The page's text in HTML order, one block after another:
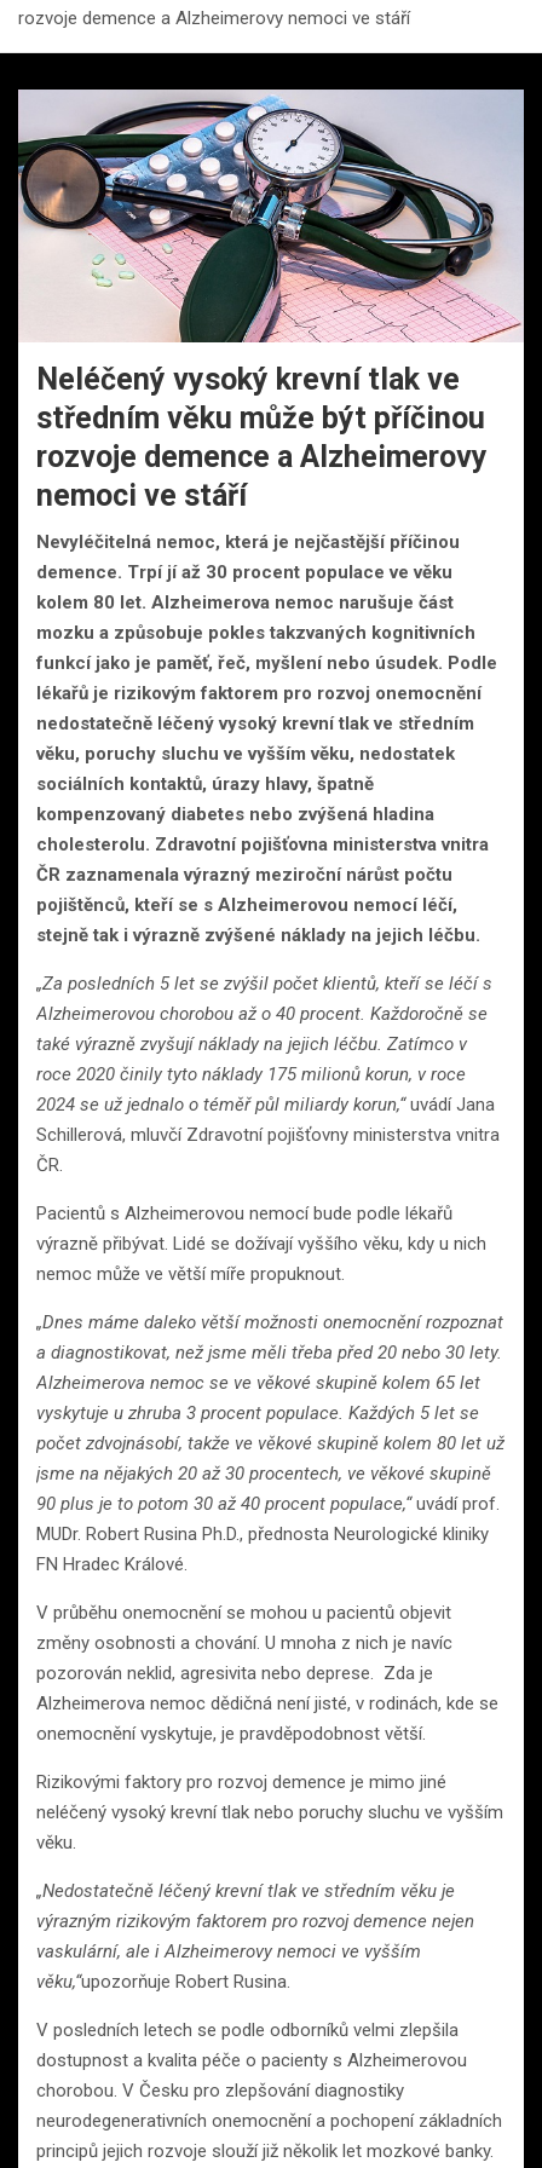
rozvoje demence a Alzheimerovy nemoci ve stáří
Neléčený vysoký krevní tlak ve
středním věku může být příčinou
rozvoje demence a Alzheimerovy
nemoci ve stáří
Nevyléčitelná nemoc, která je nejčastější příčinou
demence. Trpí jí až 30 procent populace ve věku
kolem 80 let. Alzheimerova nemoc narušuje část
mozku a způsobuje pokles takzvaných kognitivních
funkcí jako je paměť, řeč, myšlení nebo úsudek. Podle
lékařů je rizikovým faktorem pro rozvoj onemocnění
nedostatečně léčený vysoký krevní tlak ve středním
věku, poruchy sluchu ve vyšším věku, nedostatek
sociálních kontaktů, úrazy hlavy, špatně
kompenzovaný diabetes nebo zvýšená hladina
cholesterolu. Zdravotní pojišťovna ministerstva vnitra
ČR zaznamenala výrazný meziroční nárůst počtu
pojištěnců, kteří se s Alzheimerovou nemocí léčí,
stejně tak i výrazně zvýšené náklady na jejich léčbu.
„Za posledních 5 let se zvýšil počet klientů, kteří se léčí s
Alzheimerovou chorobou až o 40 procent. Každoročně se
také výrazně zvyšují náklady na jejich léčbu. Zatímco v
roce 2020 činily tyto náklady 175 milionů korun, v roce
2024 se už jednalo o téměř půl miliardy korun,“uvádí Jana
Schillerová, mluvčí Zdravotní pojišťovny ministerstva vnitra
ČR.
Pacientů s Alzheimerovou nemocí bude podle lékařů
výrazně přibývat. Lidé se dožívají vyššího věku, kdy u nich
nemoc může ve větší míře propuknout.
„Dnes máme daleko větší možnosti onemocnění rozpoznat
a diagnostikovat, než jsme měli třeba před 20 nebo 30 lety.
Alzheimerova nemoc se ve věkové skupině kolem 65 let
vyskytuje u zhruba 3 procent populace. Každých 5 let se
počet zdvojnásobí, takže ve věkové skupině kolem 80 let už
jsme na nějakých 20 až 30 procentech, ve věkové skupině
90 plus je to potom 30 až 40 procent populace,“uvádí prof.
MUDr. Robert Rusina Ph.D., přednosta Neurologické kliniky
FN Hradec Králové.
V průběhu onemocnění se mohou u pacientů objevit
změny osobnosti a chování. U mnoha z nich je navíc
pozorován neklid, agresivita nebo deprese. Zda je
Alzheimerova nemoc dědičná není jisté, v rodinách, kde se
onemocnění vyskytuje, je pravděpodobnost větší.
Rizikovými faktory pro rozvoj demence je mimo jiné
neléčený vysoký krevní tlak nebo poruchy sluchu ve vyšším
věku.
„Nedostatečně léčený krevní tlak ve středním věku je
výrazným rizikovým faktorem pro rozvoj demence nejen
vaskulární, ale i Alzheimerovy nemoci ve vyšším
věku,“upozorňuje Robert Rusina.
V posledních letech se podle odborníků velmi zlepšila
dostupnost a kvalita péče o pacienty s Alzheimerovou
chorobou. V Česku pro zlepšování diagnostiky
neurodegenerativních onemocnění a pochopení základních
principů jejich rozvoje slouží již několik let mozkové banky.